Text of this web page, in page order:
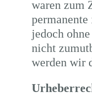
waren zum
jedoch
nicht
werden wir